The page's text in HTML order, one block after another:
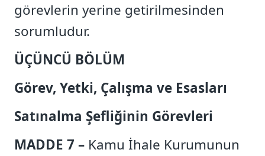
görevlerin yerine getirilmesinden
sorumludur.
ÜÇÜNCÜ BÖLÜM
Görev, Yetki, Çalışma ve Esasları
Satınalma Şefliğinin Görevleri
MADDE 7 – Kamu İhale Kurumunun